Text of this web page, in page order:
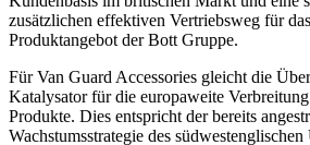
zusätzlichen effektiven Vertriebsweg für
Produktangebot der Bott Gruppe.
Für Van Guard Accessories gleicht die
Katalysator für die europaweite Verbreitung
Produkte. Dies entspricht der bereits
Wachstumsstrategie des